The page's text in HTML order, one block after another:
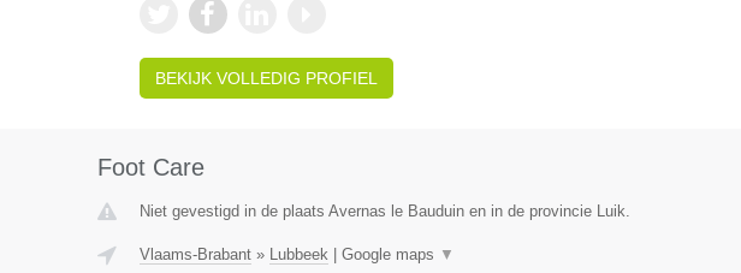
BEKIJK VOLLEDIG PROFIEL
Foot Care
Niet gevestigd in de plaats Avernas le Bauduin en in de provincie Luik.
Vlaams-Brabant» Lubbeek| Google maps ▼